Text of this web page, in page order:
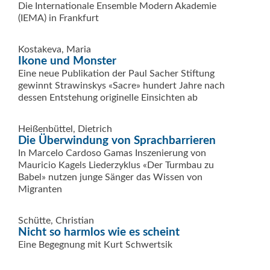
Die Internationale Ensemble Modern Akademie
(IEMA) in Frankfurt
Kostakeva, Maria
Ikone und Monster
Eine neue Publikation der Paul Sacher Stiftung
gewinnt Strawinskys «Sacre» hundert Jahre nach
dessen Entstehung originelle Einsichten ab
Heißenbüttel, Dietrich
Die Überwindung von Sprachbarrieren
In Marcelo Cardoso Gamas Inszenierung von
Mauricio Kagels Liederzyklus «Der Turmbau zu
Babel» nutzen junge Sänger das Wissen von
Migranten
Schütte, Christian
Nicht so harmlos wie es scheint
Eine Begegnung mit Kurt Schwertsik